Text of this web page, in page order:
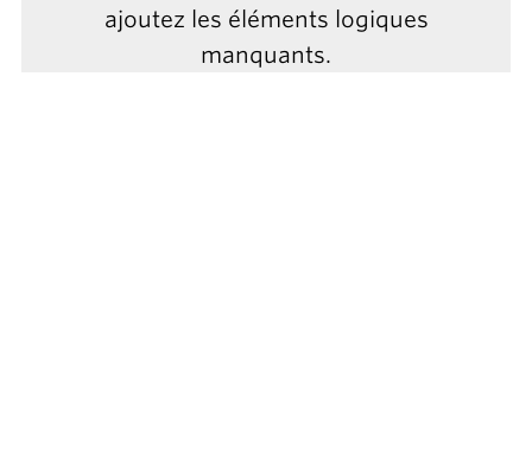
ajoutez les éléments logiques
manquants.